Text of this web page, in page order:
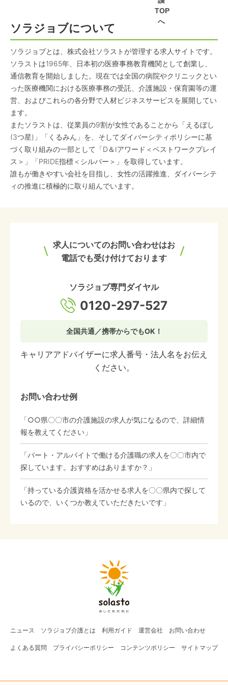
TOP
へ
ソラジョブについて
ソラジョブとは、株式会社ソラストが管理する求人サイトです。
ソラストは1965年、日本初の医療事務教育機関として創業し、
通信教育を開始しました。現在では全国の病院やクリニックとい
った医療機関における医療事務の受託、介護施設・保育園等の運
営、およびこれらの各分野で人材ビジネスサービスを展開してい
ます。
またソラストは、従業員の9割が女性であることから「えるぼし
(3つ星)」「くるみん」を、そしてダイバーシティポリシーに基
づく取り組みの一部として「D＆Iアワード＜ベストワークプレイ
ス＞」「PRIDE指標＜シルバー＞」を取得しています。
誰もが働きやすい会社を目指し、女性の活躍推進、ダイバーシテ
ィの推進に積極的に取り組んでいます。
求人についてのお問い合わせはお
電話でも受け付けております
ソラジョブ専門ダイヤル
0120-297-527
全国共通／携帯からでもOK！
キャリアアドバイザーに求人番号・法人名をお伝え
ください。
お問い合わせ例
「○○県〇〇市の介護施設の求人が気になるので、詳細情
報を教えてください」
「パート・アルバイトで働ける介護職の求人を〇〇市内で
探しています。おすすめはありますか？」
「持っている介護資格を活かせる求人を〇〇県内で探して
いるので、いくつか教えていただきたいです」
ニュース ソラジョブ介護とは 利用ガイド 運営会社 お問い合わせ
よくある質問 プライバシーポリシー コンテンツポリシー サイトマップ